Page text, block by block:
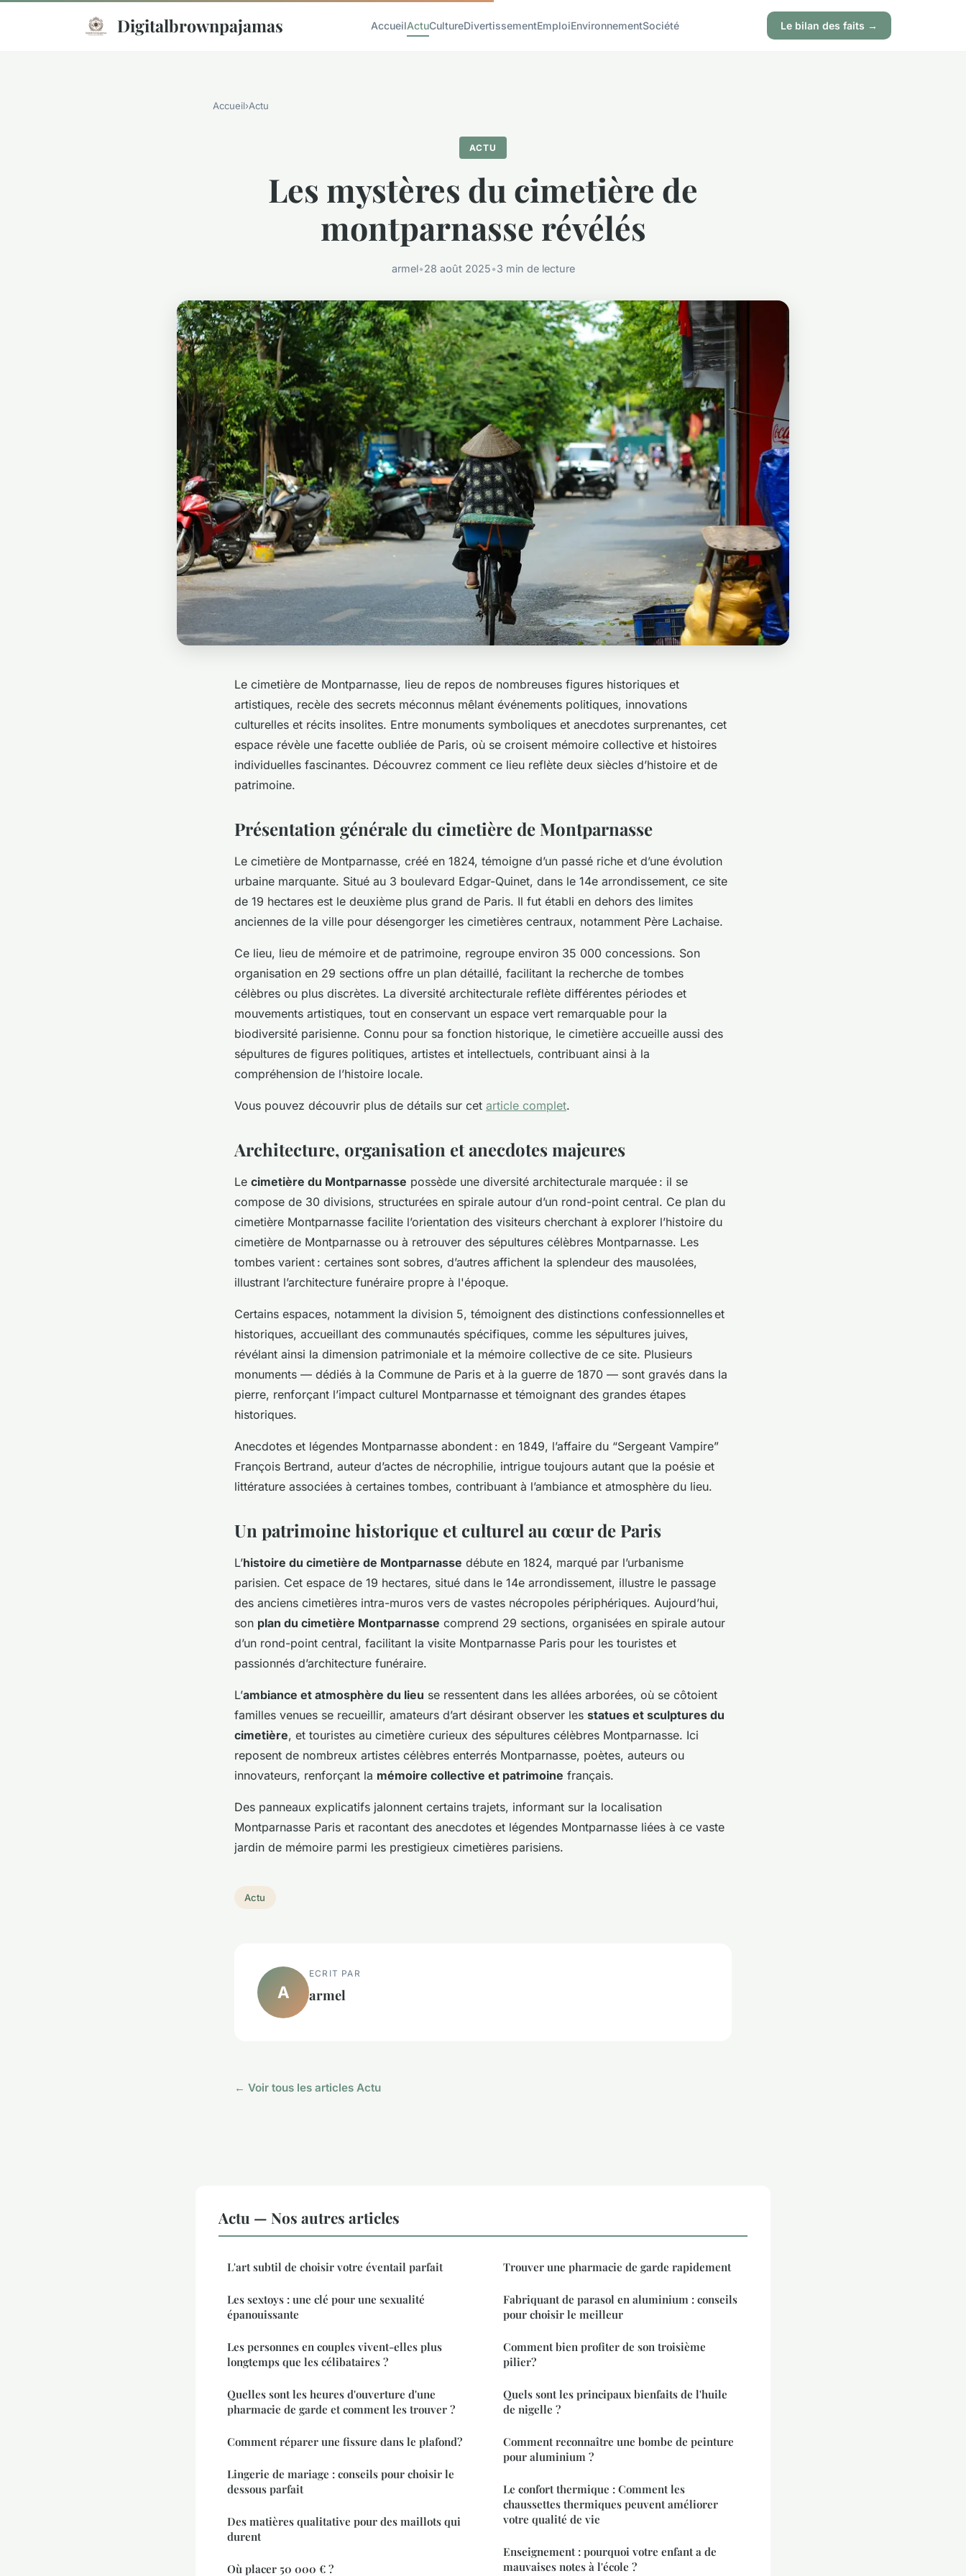
Digitalbrownpajamas AccueilActuCultureDivertissementEmploiEnvironnementSociété Le bilan des faits →
Accueil›Actu
ACTU
Les mystères du cimetière de
montparnasse révélés
armel•28 août 2025•3 min de lecture
Le cimetière de Montparnasse, lieu de repos de nombreuses figures historiques et
artistiques, recèle des secrets méconnus mêlant événements politiques, innovations
culturelles et récits insolites. Entre monuments symboliques et anecdotes surprenantes, cet
espace révèle une facette oubliée de Paris, où se croisent mémoire collective et histoires
individuelles fascinantes. Découvrez comment ce lieu reflète deux siècles d’histoire et de
patrimoine.
Présentation générale du cimetière de Montparnasse
Le cimetière de Montparnasse, créé en 1824, témoigne d’un passé riche et d’une évolution
urbaine marquante. Situé au 3 boulevard Edgar-Quinet, dans le 14e arrondissement, ce site
de 19 hectares est le deuxième plus grand de Paris. Il fut établi en dehors des limites
anciennes de la ville pour désengorger les cimetières centraux, notamment Père Lachaise.
Ce lieu, lieu de mémoire et de patrimoine, regroupe environ 35 000 concessions. Son
organisation en 29 sections offre un plan détaillé, facilitant la recherche de tombes
célèbres ou plus discrètes. La diversité architecturale reflète différentes périodes et
mouvements artistiques, tout en conservant un espace vert remarquable pour la
biodiversité parisienne. Connu pour sa fonction historique, le cimetière accueille aussi des
sépultures de figures politiques, artistes et intellectuels, contribuant ainsi à la
compréhension de l’histoire locale.
Vous pouvez découvrir plus de détails sur cet article complet.
Architecture, organisation et anecdotes majeures
Le cimetière du Montparnasse possède une diversité architecturale marquée : il se
compose de 30 divisions, structurées en spirale autour d’un rond-point central. Ce plan du
cimetière Montparnasse facilite l’orientation des visiteurs cherchant à explorer l’histoire du
cimetière de Montparnasse ou à retrouver des sépultures célèbres Montparnasse. Les
tombes varient : certaines sont sobres, d’autres affichent la splendeur des mausolées,
illustrant l’architecture funéraire propre à l'époque.
Certains espaces, notamment la division 5, témoignent des distinctions confessionnelles et
historiques, accueillant des communautés spécifiques, comme les sépultures juives,
révélant ainsi la dimension patrimoniale et la mémoire collective de ce site. Plusieurs
monuments ⁠— dédiés à la Commune de Paris et à la guerre de 1870 ⁠— sont gravés dans la
pierre, renforçant l’impact culturel Montparnasse et témoignant des grandes étapes
historiques.
Anecdotes et légendes Montparnasse abondent : en 1849, l’affaire du “Sergeant Vampire”
François Bertrand, auteur d’actes de nécrophilie, intrigue toujours autant que la poésie et
littérature associées à certaines tombes, contribuant à l’ambiance et atmosphère du lieu.
Un patrimoine historique et culturel au cœur de Paris
L’histoire du cimetière de Montparnasse débute en 1824, marqué par l’urbanisme
parisien. Cet espace de 19 hectares, situé dans le 14e arrondissement, illustre le passage
des anciens cimetières intra-muros vers de vastes nécropoles périphériques. Aujourd’hui,
son plan du cimetière Montparnasse comprend 29 sections, organisées en spirale autour
d’un rond-point central, facilitant la visite Montparnasse Paris pour les touristes et
passionnés d’architecture funéraire.
L’ambiance et atmosphère du lieu se ressentent dans les allées arborées, où se côtoient
familles venues se recueillir, amateurs d’art désirant observer les statues et sculptures du
cimetière, et touristes au cimetière curieux des sépultures célèbres Montparnasse. Ici
reposent de nombreux artistes célèbres enterrés Montparnasse, poètes, auteurs ou
innovateurs, renforçant la mémoire collective et patrimoine français.
Des panneaux explicatifs jalonnent certains trajets, informant sur la localisation
Montparnasse Paris et racontant des anecdotes et légendes Montparnasse liées à ce vaste
jardin de mémoire parmi les prestigieux cimetières parisiens.
Actu
A
ECRIT PAR
armel
← Voir tous les articles Actu
Actu — Nos autres articles
L'art subtil de choisir votre éventail parfait
Les sextoys : une clé pour une sexualité
épanouissante
Les personnes en couples vivent-elles plus
longtemps que les célibataires ?
Quelles sont les heures d'ouverture d'une
pharmacie de garde et comment les trouver ?
Comment réparer une fissure dans le plafond?
Lingerie de mariage : conseils pour choisir le
dessous parfait
Des matières qualitative pour des maillots qui
durent
Où placer 50 000 € ?
Trouver une pharmacie de garde rapidement
Fabriquant de parasol en aluminium : conseils
pour choisir le meilleur
Comment bien profiter de son troisième
pilier?
Quels sont les principaux bienfaits de l'huile
de nigelle ?
Comment reconnaître une bombe de peinture
pour aluminium ?
Le confort thermique : Comment les
chaussettes thermiques peuvent améliorer
votre qualité de vie
Enseignement : pourquoi votre enfant a de
mauvaises notes à l'école ?